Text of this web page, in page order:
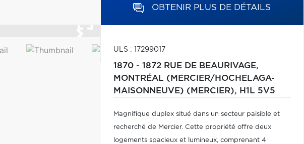
OBTENIR PLUS DE DÉTAILS
ULS : 17299017
1870 - 1872 RUE DE BEAURIVAGE,
MONTRÉAL (MERCIER/HOCHELAGA-
MAISONNEUVE) (MERCIER), H1L 5V5
Magnifique duplex situé dans un secteur paisible et
recherché de Mercier. Cette propriété offre deux
logements spacieux et lumineux, comprenant 4